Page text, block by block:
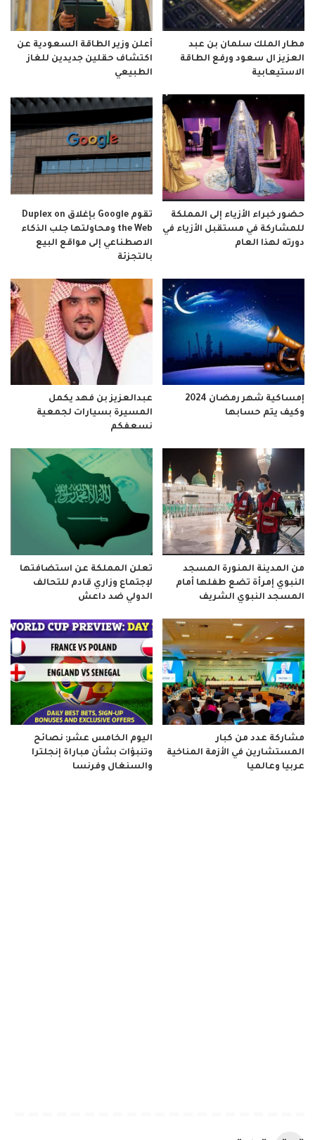
مطار الملك سلمان بن عبد
العزيز ال سعود ورفع الطاقة
الاستيعابية
أعلن وزير الطاقة السعودية عن
اكتشاف حقلين جديدين للغاز
الطبيعي
حضور خبراء الأزياء إلى المملكة
للمشاركة في مستقبل الأزياء في
دورته لهذا العام
تقوم Google بإغلاق Duplex on
the Web ومحاولتها جلب الذكاء
الاصطناعي إلى مواقع البيع
بالتجزئة
إمساكية شهر رمضان 2024
وكيف يتم حسابها
عبدالعزيز بن فهد يكمل
المسيرة بسيارات لجمعية
نسعفكم
من المدينة المنورة المسجد
النبوي إمرأة تضع طفلها أمام
المسجد النبوي الشريف
تعلن المملكة عن استضافتها
لإجتماع وزاري قادم للتحالف
الدولي ضد داعش
مشاركة عدد من كبار
المستشارين في الأزمة المناخية
عربيا وعالميا
اليوم الخامس عشر: نصائح
وتنبؤات بشأن مباراة إنجلترا
والسنغال وفرنسا